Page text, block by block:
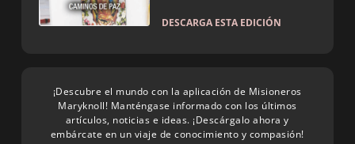
DESCARGA ESTA EDICIÓN
¡Descubre el mundo con la aplicación de Misioneros
Maryknoll! Manténgase informado con los últimos
artículos, noticias e ideas. ¡Descárgalo ahora y
embárcate en un viaje de conocimiento y compasión!